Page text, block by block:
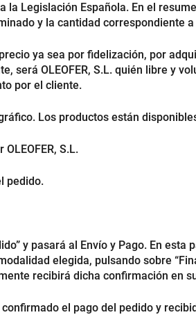
la Legislación Española. En el
y la cantidad correspondiente
ya sea por fidelización, por
será OLEOFER, S.L. quién libre y
por el cliente.
Los productos están
S.L.
pedido.
y pasará al Envío y Pago. En
elegida, pulsando sobre
recibirá dicha confirmación en
el pago del pedido y